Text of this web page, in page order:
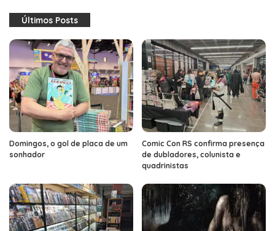
Últimos Posts
Domingos, o gol de placa de um
sonhador
Comic Con RS confirma presença
de dubladores, colunista e
quadrinistas